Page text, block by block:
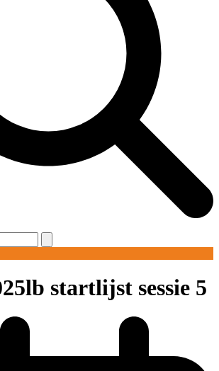
startlijst sessie 5